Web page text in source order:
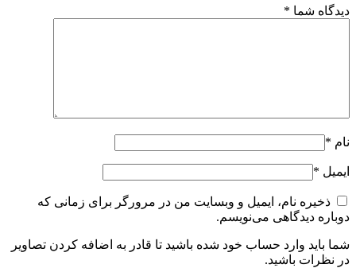
دیدگاه شما *
نام *
ایمیل *
ذخیره نام، ایمیل و وبسایت من در مرورگر برای زمانی که
دوباره دیدگاهی می‌نویسم.
شما باید وارد حساب خود شده باشید تا قادر به اضافه کردن تصاویر
در نظرات باشید.